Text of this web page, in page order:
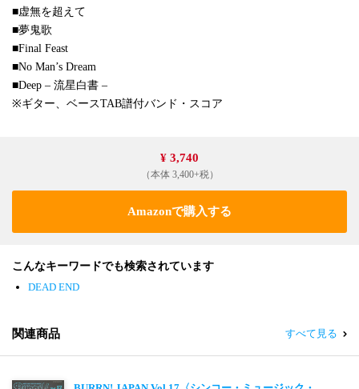
■虚無を超えて
■夢鬼歌
■Final Feast
■No Man’s Dream
■Deep – 流星白書 –
※ギター、ベースTAB譜付バンド・スコア
¥ 3,740
（本体 3,400+税）
Amazonで購入する
こんなキーワードでも検索されています
DEAD END
関連商品 すべて見る